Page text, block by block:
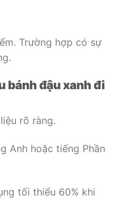
Trường hợp có sự
bánh đậu xanh đi
rõ ràng.
Anh hoặc tiếng Phần
tối thiểu 60% khi